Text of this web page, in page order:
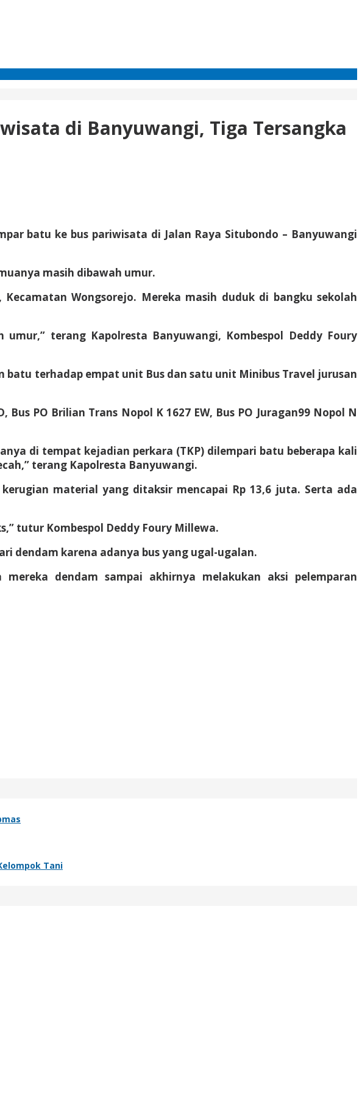
di Banyuwangi, Tiga Tersangka
batu ke bus pariwisata di Jalan Raya Situbondo – Banyuwangi
masih dibawah umur.
Wongsorejo. Mereka masih duduk di bangku sekolah
terang Kapolresta Banyuwangi, Kombespol Deddy Foury
terhadap empat unit Bus dan satu unit Minibus Travel jurusan
PO Brilian Trans Nopol K 1627 EW, Bus PO Juragan99 Nopol N
di tempat kejadian perkara (TKP) dilempari batu beberapa kali
terang Kapolresta Banyuwangi.
material yang ditaksir mencapai Rp 13,6 juta. Serta ada
tutur Kombespol Deddy Foury Millewa.
dendam karena adanya bus yang ugal-ugalan.
dendam sampai akhirnya melakukan aksi pelemparan
Tani